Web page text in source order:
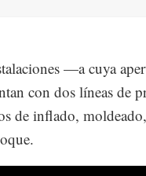
—a cuya
con dos líneas de
de inflado,